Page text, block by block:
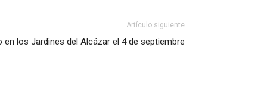
Artículo siguiente
en los Jardines del Alcázar el 4 de septiembre